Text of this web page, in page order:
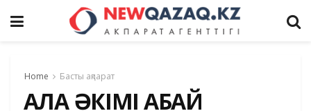
Home Басты ақпарат
ҚАЛА ӘКІМІ АБАЙ